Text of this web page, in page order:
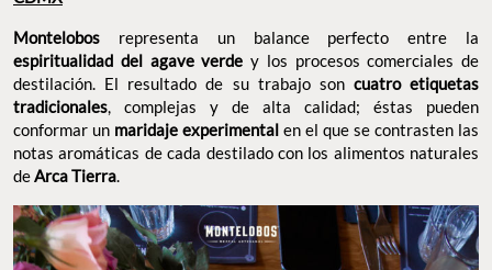
Montelobos representa un balance perfecto entre la
espiritualidad del agave verde y los procesos comerciales de
destilación. El resultado de su trabajo son cuatro etiquetas
tradicionales, complejas y de alta calidad; éstas pueden
conformar un maridaje experimental en el que se contrasten las
notas aromáticas de cada destilado con los alimentos naturales
deArca Tierra.